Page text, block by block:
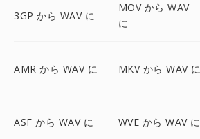
3GP から WAV に
MOV から WAV
に
AMR から WAV に MKV から WAV に
ASF から WAV に WVE から WAV に